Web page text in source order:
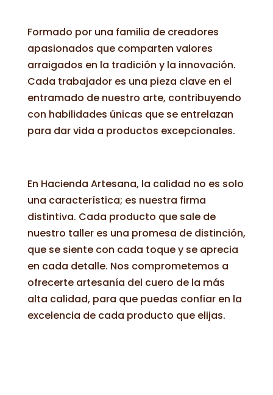
Formado por una familia de creadores
apasionados que comparten valores
arraigados en la tradición y la innovación.
Cada trabajador es una pieza clave en el
entramado de nuestro arte, contribuyendo
con habilidades únicas que se entrelazan
para dar vida a productos excepcionales.
En Hacienda Artesana, la calidad no es solo
una característica; es nuestra firma
distintiva. Cada producto que sale de
nuestro taller es una promesa de distinción,
que se siente con cada toque y se aprecia
en cada detalle. Nos comprometemos a
ofrecerte artesanía del cuero de la más
alta calidad, para que puedas confiar en la
excelencia de cada producto que elijas.